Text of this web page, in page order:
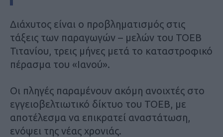
Διάχυτος είναι ο προβληματισμός στις
τάξεις των παραγωγών – μελών του ΤΟΕΒ
Τιτανίου, τρεις μήνες μετά το καταστροφικό
πέρασμα του «Ιανού».
Οι πληγές παραμένουν ακόμη ανοιχτές στο
εγγειοβελτιωτικό δίκτυο του ΤΟΕΒ, με
αποτέλεσμα να επικρατεί αναστάτωση,
ενόψει της νέας χρονιάς.